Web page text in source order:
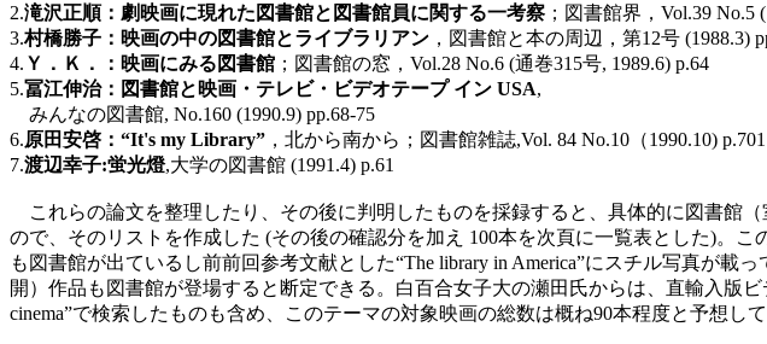
2.滝沢正順：劇映画に現れた図書館と図書館員に関する一考察 ；図書館界，Vol.39 No.5
3.村橋勝子：映画の中の図書館とライブラリアン ，図書館と本の周辺，第12号 (1988.3)
4. Ｙ．Ｋ．：映画にみる図書館 ；図書館の窓，Vol.28 No.6 (通巻315号, 1989.6) p.64
5.冨江伸治：図書館と映画・テレビ・ビデオテープ イン USA,
みんなの図書館, No.160 (1990.9) pp.68-75
6.原田安啓：“It's my Library” ，北から南から；図書館雑誌,Vol. 84 No.10（1990.10) p.701
7.渡辺幸子:蛍光燈,大学の図書館 (1991.4) p.61
これらの論文を整理したり、その後に判明したものを採録すると、具体的に図書館
ので、そのリストを作成した (その後の確認分を加え 100本を次頁に一覧表とした)。
も図書館が出ているし前前回参考文献とした“The library in America”にスチル写真が載
開）作品も図書館が登場すると断定できる。白百合女子大の瀬田氏からは、直輸入版
cinema”で検索したものも含め、このテーマの対象映画の総数は概ね90本程度と予想して